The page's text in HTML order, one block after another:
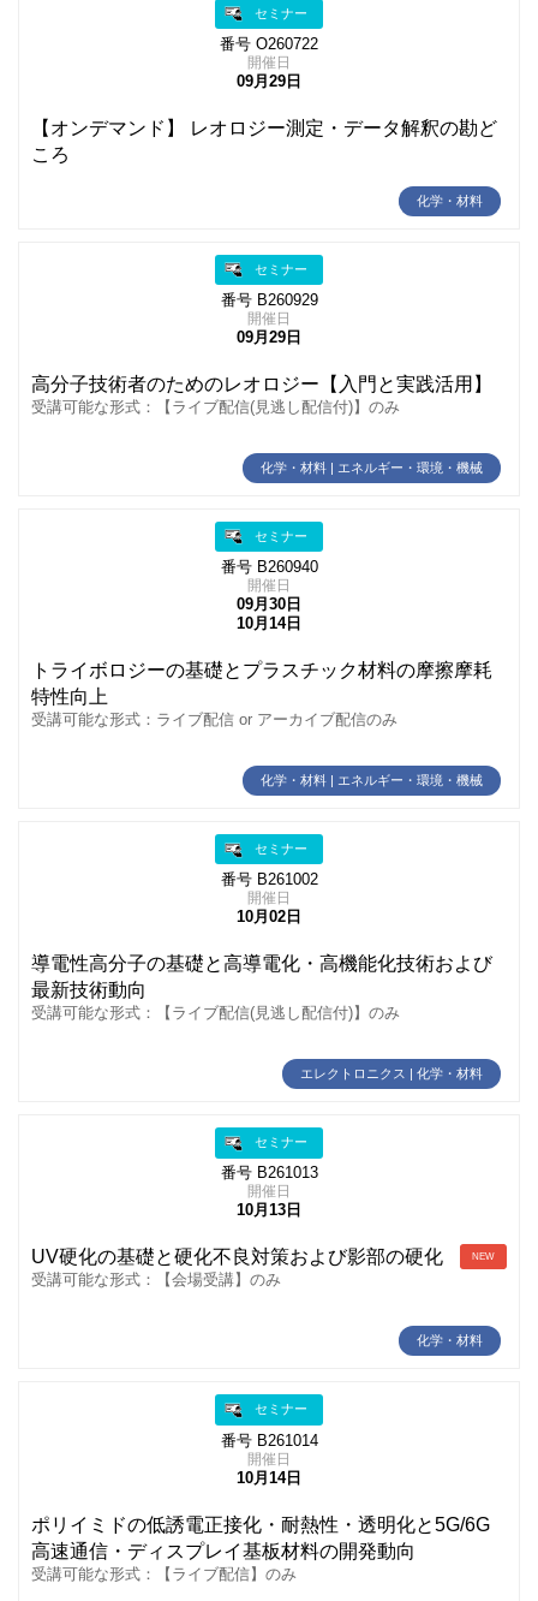
セミナー
番号 O260722
開催日
09月29日
【オンデマンド】 レオロジー測定・データ解釈の勘ど
ころ
化学・材料
セミナー
番号 B260929
開催日
09月29日
高分子技術者のためのレオロジー【入門と実践活用】
受講可能な形式：【ライブ配信(見逃し配信付)】のみ
化学・材料 | エネルギー・環境・機械
セミナー
番号 B260940
開催日
09月30日
10月14日
トライボロジーの基礎とプラスチック材料の摩擦摩耗
特性向上
受講可能な形式：ライブ配信 or アーカイブ配信のみ
化学・材料 | エネルギー・環境・機械
セミナー
番号 B261002
開催日
10月02日
導電性高分子の基礎と高導電化・高機能化技術および
最新技術動向
受講可能な形式：【ライブ配信(見逃し配信付)】のみ
エレクトロニクス | 化学・材料
セミナー
番号 B261013
開催日
10月13日
UV硬化の基礎と硬化不良対策および影部の硬化 NEW
受講可能な形式：【会場受講】のみ
化学・材料
セミナー
番号 B261014
開催日
10月14日
ポリイミドの低誘電正接化・耐熱性・透明化と5G/6G
高速通信・ディスプレイ基板材料の開発動向
受講可能な形式：【ライブ配信】のみ